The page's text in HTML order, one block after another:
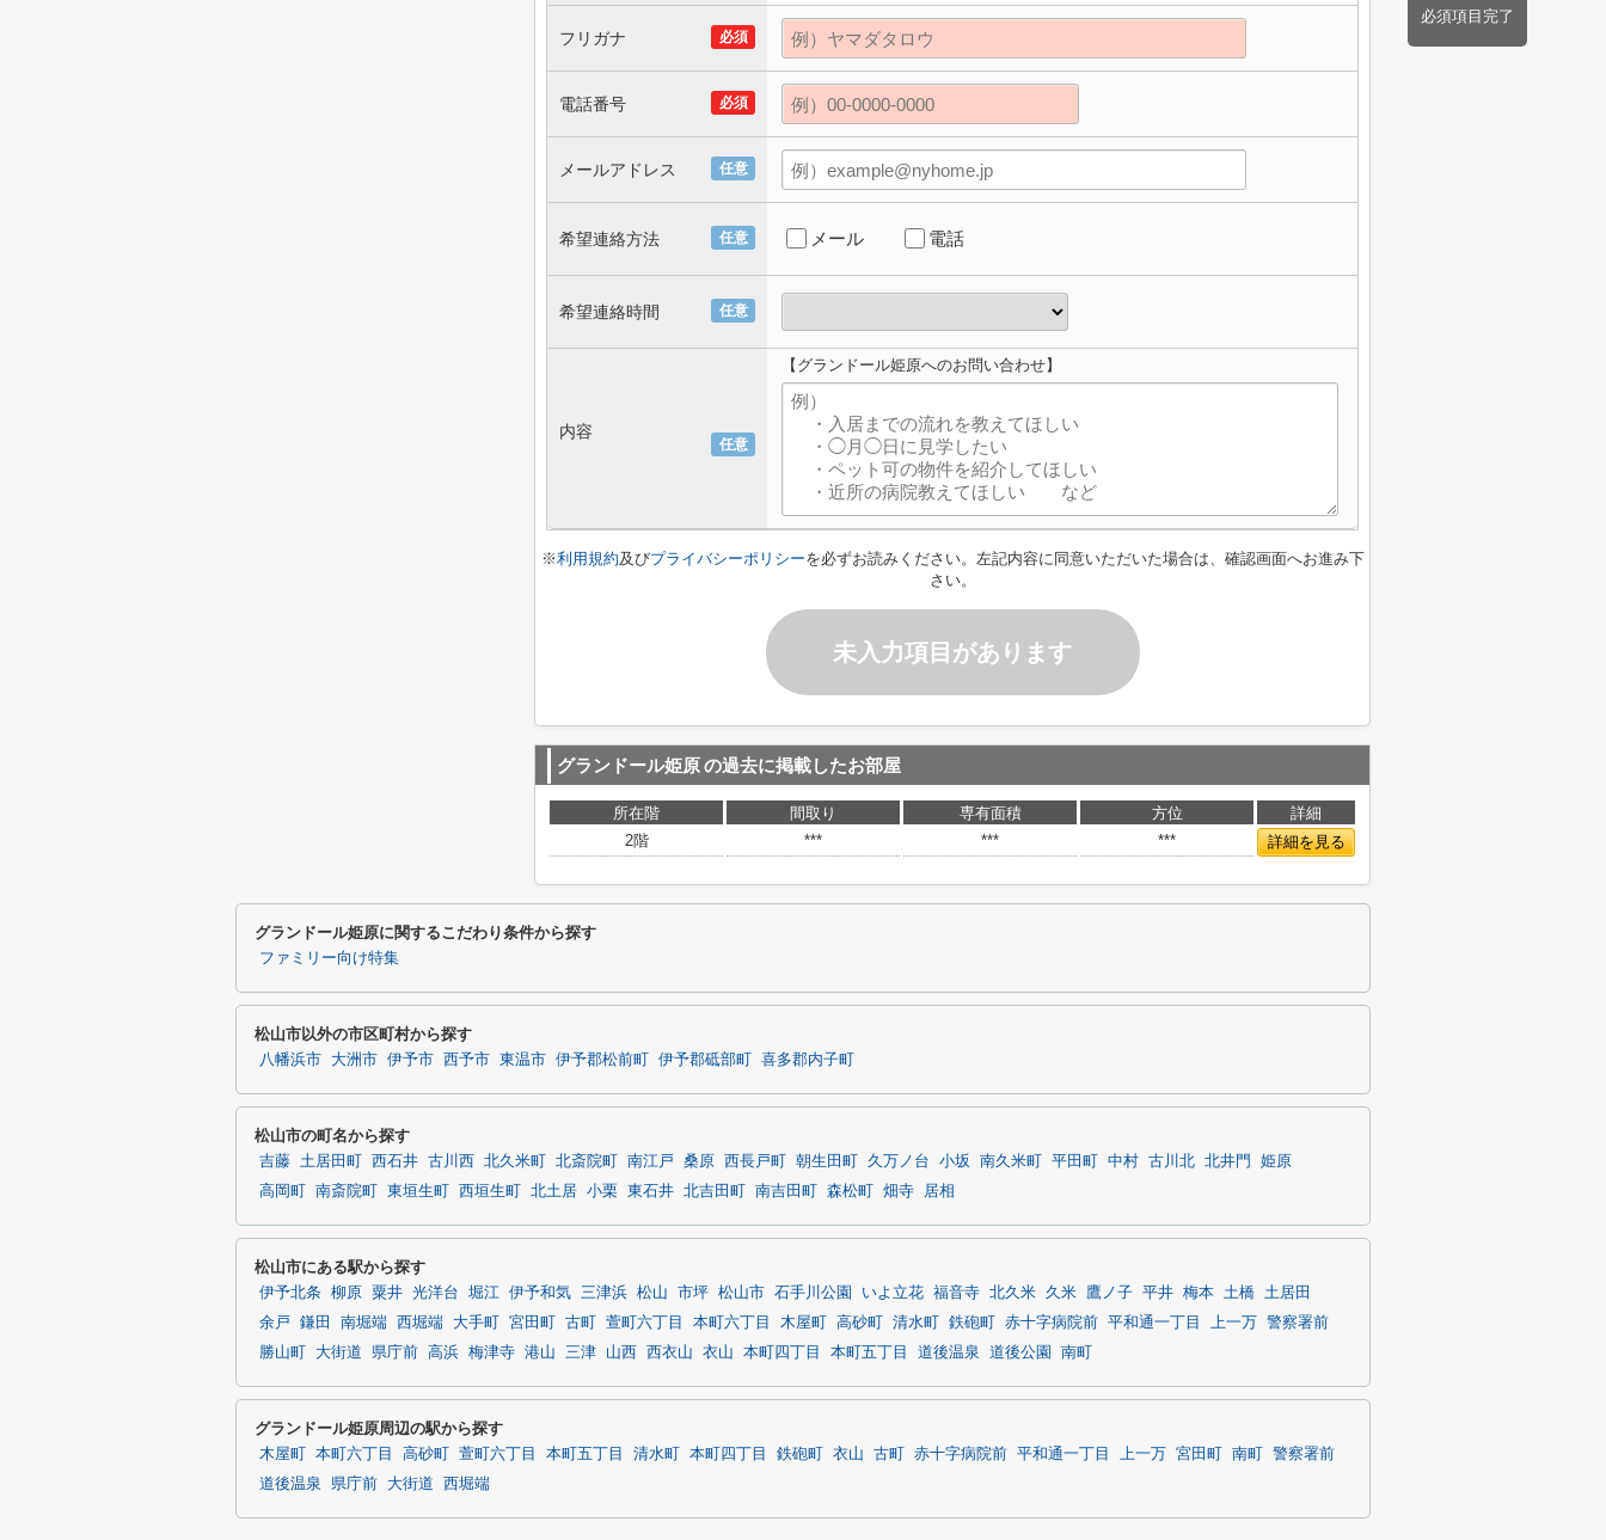
必須項目完了
必須
フリガナ
必須
電話番号
任意
メールアドレス
任意
希望連絡方法 メール 電話
任意
希望連絡時間
任意
内容
【グランドール姫原へのお問い合わせ】
※利用規約及びプライバシーポリシーを必ずお読みください。左記内容に同意いただいた場合は、確認画面へお進み下
さい。
未入力項目があります
グランドール姫原 の過去に掲載したお部屋
所在階 間取り 専有面積 方位
詳細
2階
*** *** *** 詳細を見る
グランドール姫原に関するこだわり条件から探す
ファミリー向け特集
松山市以外の市区町村から探す
八幡浜市 大洲市 伊予市 西予市 東温市 伊予郡松前町 伊予郡砥部町 喜多郡内子町
松山市の町名から探す
吉藤 土居田町 西石井 古川西 北久米町 北斎院町 南江戸 桑原 西長戸町 朝生田町 久万ノ台 小坂 南久米町 平田町 中村 古川北 北井門
姫原
高岡町
南斎院町 東垣生町 西垣生町 北土居 小栗 東石井 北吉田町 南吉田町 森松町 畑寺 居相
松山市にある駅から探す
伊予北条 柳原 粟井 光洋台 堀江 伊予和気 三津浜 松山 市坪 松山市 石手川公園 いよ立花 福音寺 北久米 久米 鷹ノ子 平井 梅本 土橋 土居田
余戸
鎌田 南堀端 西堀端 大手町 宮田町 古町 萱町六丁目 本町六丁目 木屋町 高砂町 清水町 鉄砲町 赤十字病院前 平和通一丁目 上一万
警察署前
勝山町
大街道 県庁前 高浜 梅津寺 港山 三津 山西 西衣山 衣山 本町四丁目 本町五丁目 道後温泉 道後公園 南町
グランドール姫原周辺の駅から探す
木屋町 本町六丁目 高砂町 萱町六丁目 本町五丁目 清水町 本町四丁目 鉄砲町 衣山 古町 赤十字病院前 平和通一丁目 上一万 宮田町 南町
警察署前
道後温泉
県庁前 大街道 西堀端